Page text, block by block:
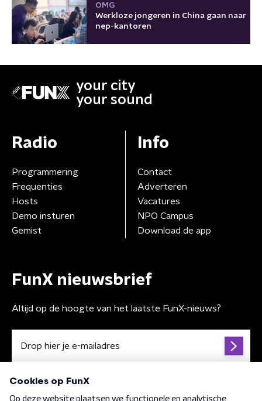
OMG
Werkloze jongeren in China gaan naar
nep-kantoren
your city
your sound
Radio
Programmering
Frequenties
Hosts
Demo insturen
Gemist
Info
Contact
Adverteren
Vacatures
NPO Campus
Download de app
FunX nieuwsbrief
Altijd op de hoogte van het laatste FunX-nieuws?